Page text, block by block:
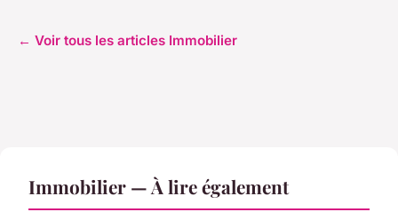
← Voir tous les articles Immobilier
Immobilier — À lire également